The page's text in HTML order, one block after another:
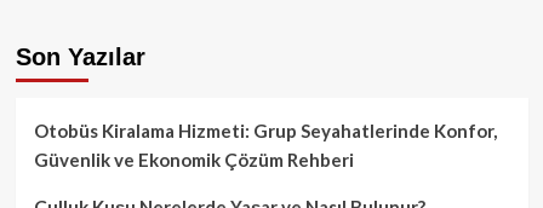
Son Yazılar
Otobüs Kiralama Hizmeti: Grup Seyahatlerinde Konfor,
Güvenlik ve Ekonomik Çözüm Rehberi